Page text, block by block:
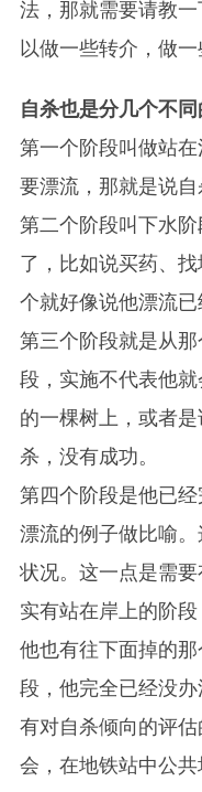
法，那就需要请教
以做一些转介，做
自杀也是分几个不同
第一个阶段叫做站
要漂流，那就是说自
第二个阶段叫下水
了，比如说买药、
个就好像说他漂流已
第三个阶段就是从
段，实施不代表他
的一棵树上，或者
杀，没有成功。
第四个阶段是他已
漂流的例子做比喻
状况。这一点是需
实有站在岸上的阶
他也有往下面掉的
段，他完全已经没
有对自杀倾向的评
会，在地铁站中公